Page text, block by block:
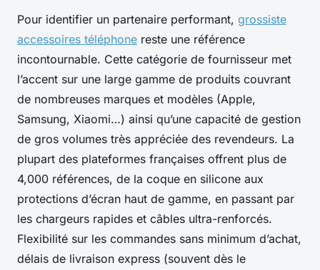
Pour identifier un partenaire performant, grossiste
accessoires téléphone reste une référence
incontournable. Cette catégorie de fournisseur met
l’accent sur une large gamme de produits couvrant
de nombreuses marques et modèles (Apple,
Samsung, Xiaomi…) ainsi qu’une capacité de gestion
de gros volumes très appréciée des revendeurs. La
plupart des plateformes françaises offrent plus de
4,000 références, de la coque en silicone aux
protections d’écran haut de gamme, en passant par
les chargeurs rapides et câbles ultra-renforcés.
Flexibilité sur les commandes sans minimum d’achat,
délais de livraison express (souvent dès le